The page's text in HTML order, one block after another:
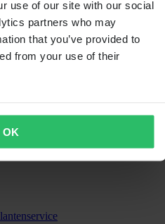
use of our site with our social
partners who may
that you’ve provided to
from your use of their
OK